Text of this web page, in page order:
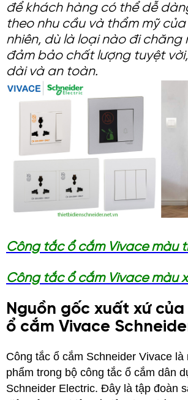
để khách hàng có thể dễ
theo nhu cầu và thẩm mỹ của
nhiên, dù là loại nào đi chăng
đảm bảo chất lượng tuyệt
dài và an toàn.
Công tắc ổ cắm Vivace màu
Công tắc ổ cắm Vivace màu
Nguồn gốc xuất xứ
ổ cắm Vivace
Công tắc ổ cắm Schneider Vivace là
phẩm trong bộ công tắc ổ cắm dân
Schneider Electric. Đây là tập đoàn